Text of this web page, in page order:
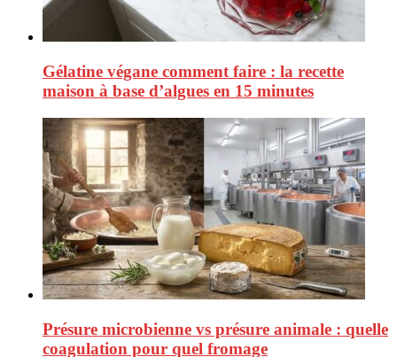
Gélatine végane comment faire : la recette
maison à base d’algues en 15 minutes
Présure microbienne vs présure animale : quelle
coagulation pour quel fromage